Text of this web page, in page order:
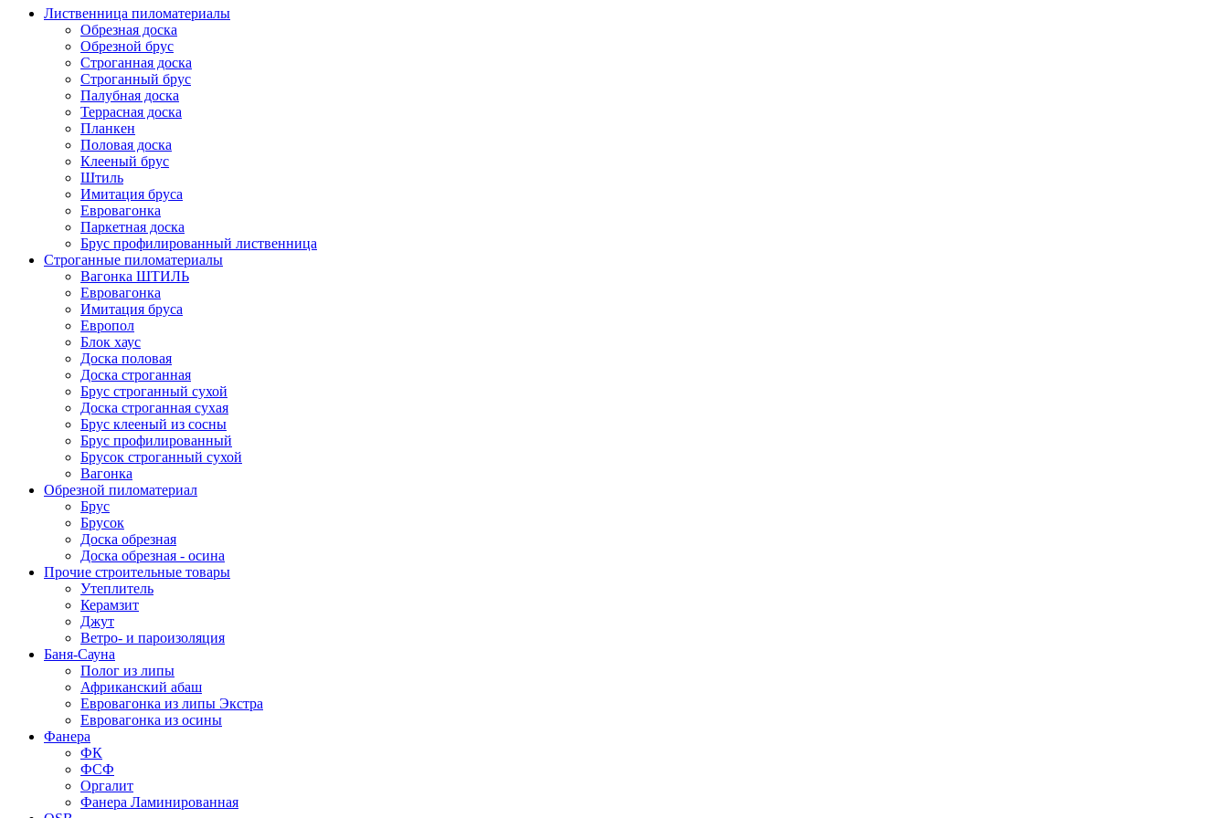
Лиственница пиломатериалы
Обрезная доска
Обрезной брус
Строганная доска
Строганный брус
Палубная доска
Террасная доска
Планкен
Половая доска
Клееный брус
Штиль
Имитация бруса
Евровагонка
Паркетная доска
Брус профилированный лиственница
Строганные пиломатериалы
Вагонка ШТИЛЬ
Евровагонка
Имитация бруса
Европол
Блок хаус
Доска половая
Доска строганная
Брус строганный сухой
Доска строганная сухая
Брус клееный из сосны
Брус профилированный
Брусок строганный сухой
Вагонка
Обрезной пиломатериал
Брус
Брусок
Доска обрезная
Доска обрезная - осина
Прочие строительные товары
Утеплитель
Керамзит
Джут
Ветро- и пароизоляция
Баня-Сауна
Полог из липы
Африканский абаш
Евровагонка из липы Экстра
Евровагонка из осины
Фанера
ФК
ФСФ
Оргалит
Фанера Ламинированная